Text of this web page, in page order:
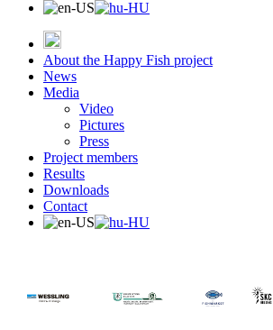
About the Happy Fish project
News
Media
Video
Pictures
Press
Project members
Results
Downloads
Contact